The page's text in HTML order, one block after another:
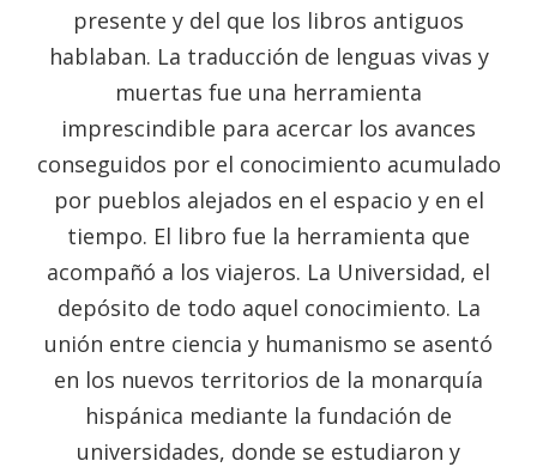
presente y del que los libros antiguos
hablaban. La traducción de lenguas vivas y
muertas fue una herramienta
imprescindible para acercar los avances
conseguidos por el conocimiento acumulado
por pueblos alejados en el espacio y en el
tiempo. El libro fue la herramienta que
acompañó a los viajeros. La Universidad, el
depósito de todo aquel conocimiento. La
unión entre ciencia y humanismo se asentó
en los nuevos territorios de la monarquía
hispánica mediante la fundación de
universidades, donde se estudiaron y